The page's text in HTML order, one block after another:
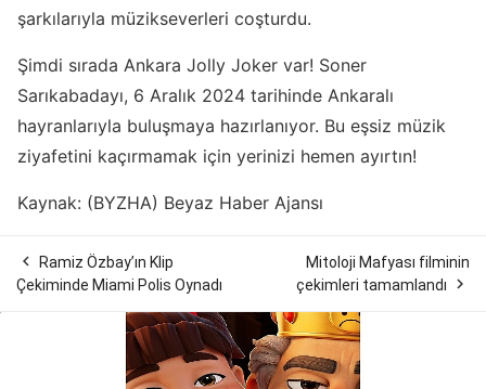
şarkılarıyla müzikseverleri coşturdu.
Şimdi sırada Ankara Jolly Joker var! Soner
Sarıkabadayı, 6 Aralık 2024 tarihinde Ankaralı
hayranlarıyla buluşmaya hazırlanıyor. Bu eşsiz müzik
ziyafetini kaçırmamak için yerinizi hemen ayırtın!
Kaynak: (BYZHA) Beyaz Haber Ajansı

Ramiz Özbay’ın Klip
Çekiminde Miami Polis Oynadı
Mitoloji Mafyası filminin
çekimleri tamamlandı
